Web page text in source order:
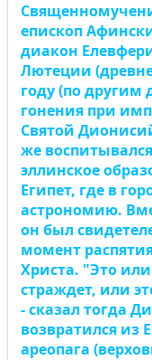
епископ
диакон
Лютеции
году (по другим
гонения при
Святой
же
эллинское
Египет, где в
астрономию.
он был
момент
Христа. "Это
страждет, или
- сказал тогда
возвратился из
ареопага